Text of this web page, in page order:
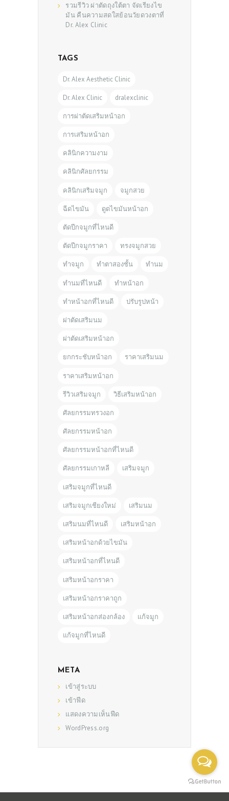
รวมรีวิว ผ่าตัดถุงใต้ตา จัดเรียงไข
มัน คืนความสดใสย้อนวัยดวงตาที่
Dr. Alex Clinic
TAGS
Dr. Alex Aesthetic Clinic
Dr. Alex Clinic dralexclinic
การผ่าตัดเสริมหน้าอก
การเสริมหน้าอก
คลินิกความงาม
คลินิกศัลยกรรม
คลินิกเสริมจมูก จมูกสวย
ฉีดไขมัน ดูดไขมันหน้าอก
ตัดปีกจมูกที่ไหนดี
ตัดปีกจมูกราคา ทรงจมูกสวย
ทำจมูก ทำตาสองชั้น ทำนม
ทำนมที่ไหนดี ทำหน้าอก
ทำหน้าอกที่ไหนดี ปรับรูปหน้า
ผ่าตัดเสริมนม
ผ่าตัดเสริมหน้าอก
ยกกระชับหน้าอก ราคาเสริมนม
ราคาเสริมหน้าอก
รีวิวเสริมจมูก วิธีเสริมหน้าอก
ศัลยกรรมทรวงอก
ศัลยกรรมหน้าอก
ศัลยกรรมหน้าอกที่ไหนดี
ศัลยกรรมเกาหลี เสริมจมูก
เสริมจมูกที่ไหนดี
เสริมจมูกเชียงใหม่ เสริมนม
เสริมนมที่ไหนดี เสริมหน้าอก
เสริมหน้าอกด้วยไขมัน
เสริมหน้าอกที่ไหนดี
เสริมหน้าอกราคา
เสริมหน้าอกราคาถูก
เสริมหน้าอกส่องกล้อง แก้จมูก
แก้จมูกที่ไหนดี
META
เข้าสู่ระบบ
เข้าฟีด
แสดงความเห็นฟีด
WordPress.org